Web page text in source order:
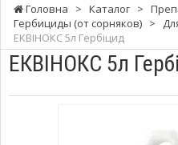
Головна > Каталог >
Гербициды (от сорняков) >
ЕКВІНОКС 5л Гербіцид
ЕКВІНОКС 5л